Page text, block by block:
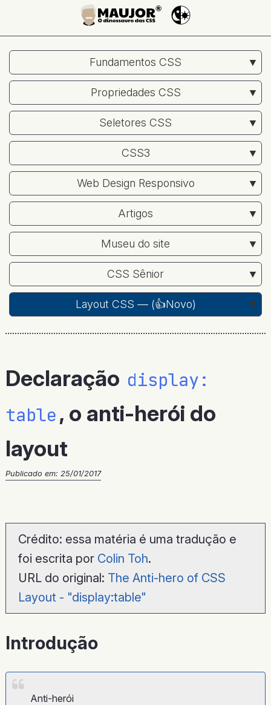
Fundamentos CSS
Propriedades CSS
Seletores CSS
CSS3
Web Design Responsivo
Artigos
Museu do site
CSS Sênior
Layout CSS — (👍Novo)
Declaração display:
table, o anti-herói do
layout
Publicado em: 25/01/2017
Crédito: essa matéria é uma tradução e
foi escrita por Colin Toh.
URL do original: The Anti-hero of CSS
Layout - "display:table"
Introdução
Anti-herói